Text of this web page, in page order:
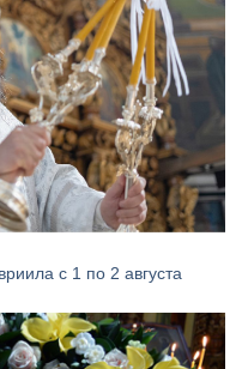
с 1 по 2 августа